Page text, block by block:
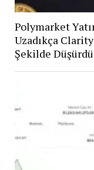
Polymarket
Uzadıkça
Şekilde Düşürdü